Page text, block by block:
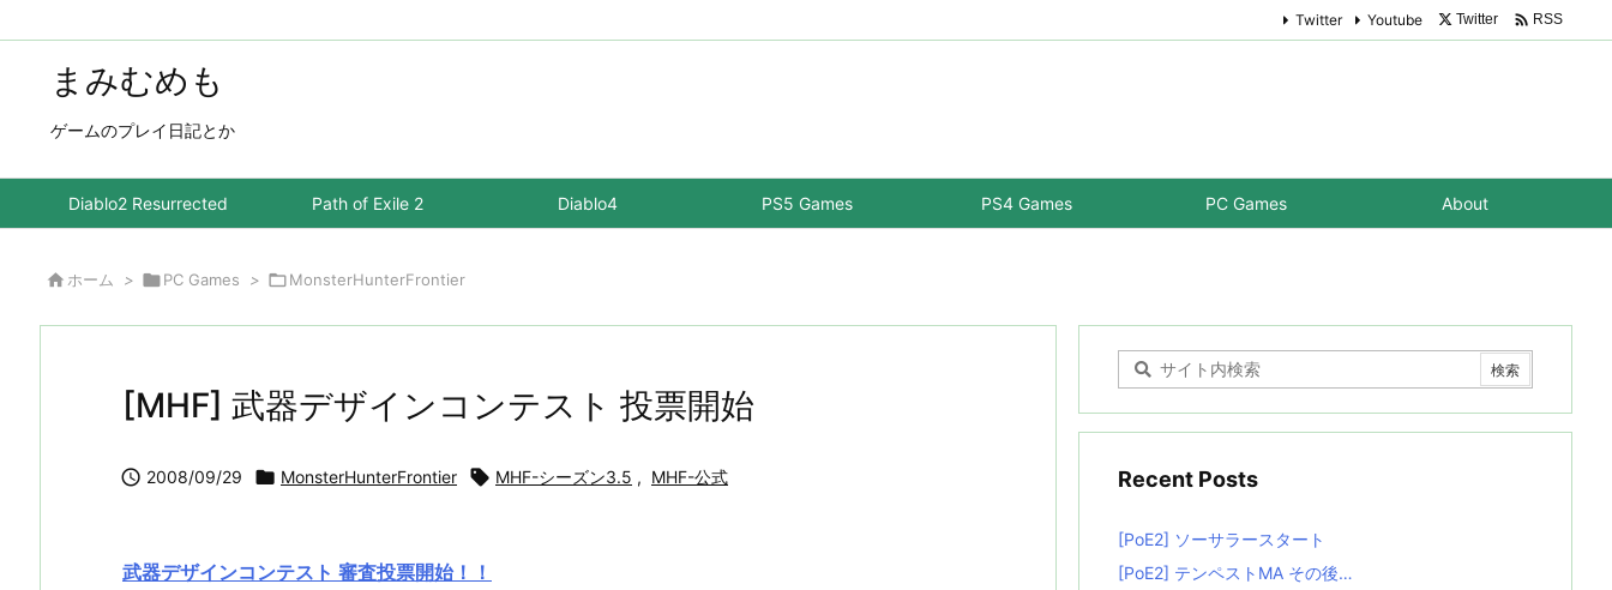
まみむめも
ゲームのプレイ日記とか
Diablo2 Resurrected Path of Exile 2 Diablo4 PS5 Games PS4 Games PC Games About
Twitter Youtube Twitter  RSS
 ホーム > PC Games > MonsterHunterFrontier
[MHF] 武器デザインコンテスト 投票開始
 2008/09/29  MonsterHunterFrontier  MHF-シーズン3.5 , MHF-公式
武器デザインコンテスト 審査投票開始！！
Recent Posts
[PoE2] ソーサラースタート
[PoE2] テンペストMA その後…